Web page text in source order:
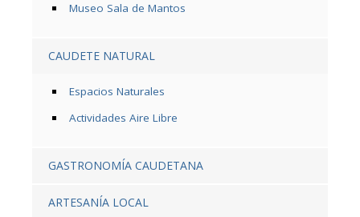
Museo Sala de Mantos
CAUDETE NATURAL
Espacios Naturales
Actividades Aire Libre
GASTRONOMÍA CAUDETANA
ARTESANÍA LOCAL